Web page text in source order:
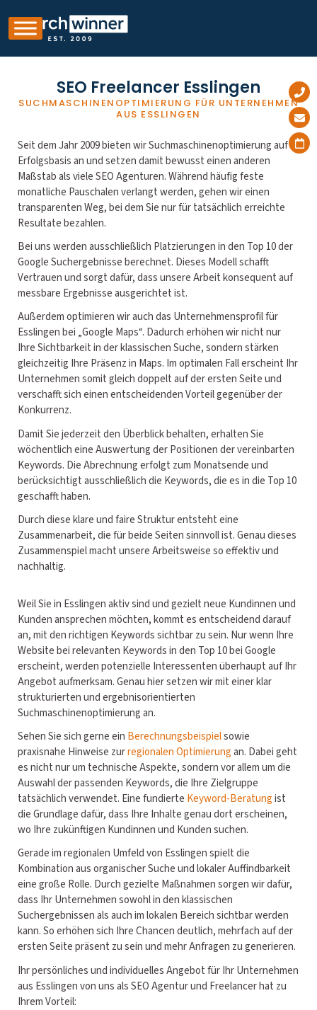
SEO Freelancer Esslingen
SUCHMASCHINENOPTIMIERUNG FÜR UNTERNEHMEN
AUS ESSLINGEN
Seit dem Jahr 2009 bieten wir Suchmaschinenoptimierung auf
Erfolgsbasis an und setzen damit bewusst einen anderen
Maßstab als viele SEO Agenturen. Während häufig feste
monatliche Pauschalen verlangt werden, gehen wir einen
transparenten Weg, bei dem Sie nur für tatsächlich erreichte
Resultate bezahlen.
Bei uns werden ausschließlich Platzierungen in den Top 10 der
Google Suchergebnisse berechnet. Dieses Modell schafft
Vertrauen und sorgt dafür, dass unsere Arbeit konsequent auf
messbare Ergebnisse ausgerichtet ist.
Außerdem optimieren wir auch das Unternehmensprofil für
Esslingen bei „Google Maps“. Dadurch erhöhen wir nicht nur
Ihre Sichtbarkeit in der klassischen Suche, sondern stärken
gleichzeitig Ihre Präsenz in Maps. Im optimalen Fall erscheint Ihr
Unternehmen somit gleich doppelt auf der ersten Seite und
verschafft sich einen entscheidenden Vorteil gegenüber der
Konkurrenz.
Damit Sie jederzeit den Überblick behalten, erhalten Sie
wöchentlich eine Auswertung der Positionen der vereinbarten
Keywords. Die Abrechnung erfolgt zum Monatsende und
berücksichtigt ausschließlich die Keywords, die es in die Top 10
geschafft haben.
Durch diese klare und faire Struktur entsteht eine
Zusammenarbeit, die für beide Seiten sinnvoll ist. Genau dieses
Zusammenspiel macht unsere Arbeitsweise so effektiv und
nachhaltig.
Weil Sie in Esslingen aktiv sind und gezielt neue Kundinnen und
Kunden ansprechen möchten, kommt es entscheidend darauf
an, mit den richtigen Keywords sichtbar zu sein. Nur wenn Ihre
Website bei relevanten Keywords in den Top 10 bei Google
erscheint, werden potenzielle Interessenten überhaupt auf Ihr
Angebot aufmerksam. Genau hier setzen wir mit einer klar
strukturierten und ergebnisorientierten
Suchmaschinenoptimierung an.
Sehen Sie sich gerne ein Berechnungsbeispielsowie
praxisnahe Hinweise zurregionalen Optimierungan. Dabei geht
es nicht nur um technische Aspekte, sondern vor allem um die
Auswahl der passenden Keywords, die Ihre Zielgruppe
tatsächlich verwendet. Eine fundierte Keyword-Beratungist
die Grundlage dafür, dass Ihre Inhalte genau dort erscheinen,
wo Ihre zukünftigen Kundinnen und Kunden suchen.
Gerade im regionalen Umfeld von Esslingen spielt die
Kombination aus organischer Suche und lokaler Auffindbarkeit
eine große Rolle. Durch gezielte Maßnahmen sorgen wir dafür,
dass Ihr Unternehmen sowohl in den klassischen
Suchergebnissen als auch im lokalen Bereich sichtbar werden
kann. So erhöhen sich Ihre Chancen deutlich, mehrfach auf der
ersten Seite präsent zu sein und mehr Anfragen zu generieren.
Ihr persönliches und individuelles Angebot für Ihr Unternehmen
aus Esslingen von uns als SEO Agentur und Freelancer hat zu
Ihrem Vorteil: